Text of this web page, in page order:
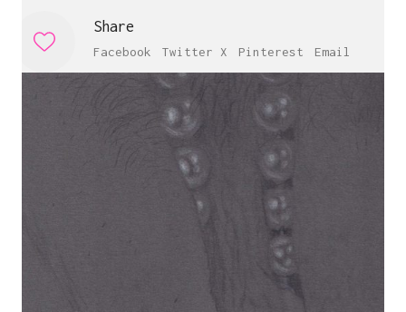
Share
Facebook Twitter X Pinterest Email